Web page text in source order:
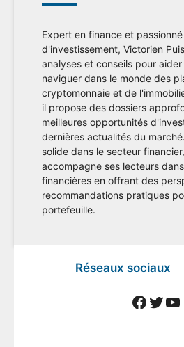
Expert en finance et
d'investissement, Victorien
analyses et conseils pour
naviguer dans le monde des
cryptomonnaie et de
il propose des dossiers
meilleures opportunités
dernières actualités du
solide dans le secteur
accompagne ses lecteurs
financières en offrant des
recommandations pratiques
portefeuille.
Réseaux sociaux